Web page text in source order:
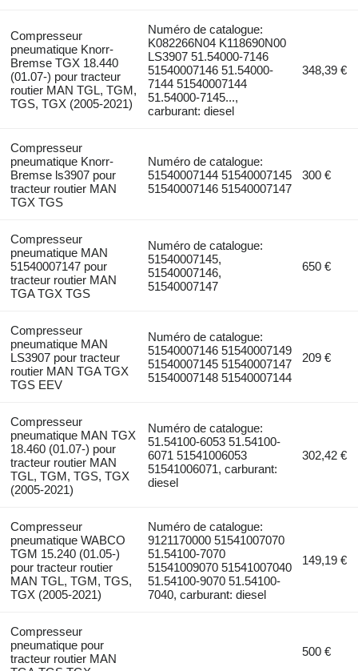
Compresseur
pneumatique Knorr-
Bremse TGX 18.440
(01.07-) pour tracteur
routier MAN TGL, TGM,
TGS, TGX (2005-2021)
Numéro de catalogue:
K082266N04 K118690N00
LS3907 51.54000-7146
51540007146 51.54000-
7144 51540007144
51.54000-7145...,
carburant: diesel
348,39 €
Compresseur
pneumatique Knorr-
Bremse ls3907 pour
tracteur routier MAN
TGX TGS
Numéro de catalogue:
51540007144 51540007145
51540007146 51540007147
300 €
Compresseur
pneumatique MAN
51540007147 pour
tracteur routier MAN
TGA TGX TGS
Numéro de catalogue:
51540007145,
51540007146,
51540007147
650 €
Compresseur
pneumatique MAN
LS3907 pour tracteur
routier MAN TGA TGX
TGS EEV
Numéro de catalogue:
51540007146 51540007149
51540007145 51540007147
51540007148 51540007144
209 €
Compresseur
pneumatique MAN TGX
18.460 (01.07-) pour
tracteur routier MAN
TGL, TGM, TGS, TGX
(2005-2021)
Numéro de catalogue:
51.54100-6053 51.54100-
6071 51541006053
51541006071, carburant:
diesel
302,42 €
Compresseur
pneumatique WABCO
TGM 15.240 (01.05-)
pour tracteur routier
MAN TGL, TGM, TGS,
TGX (2005-2021)
Numéro de catalogue:
9121170000 51541007070
51.54100-7070
51541009070 51541007040
51.54100-9070 51.54100-
7040, carburant: diesel
149,19 €
Compresseur
pneumatique pour
tracteur routier MAN
500 €